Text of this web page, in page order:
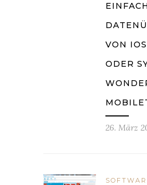
VON
ODER
26. März